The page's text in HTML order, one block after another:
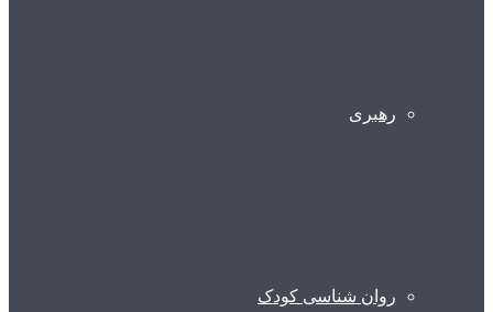
رهبری
روان شناسی کودک